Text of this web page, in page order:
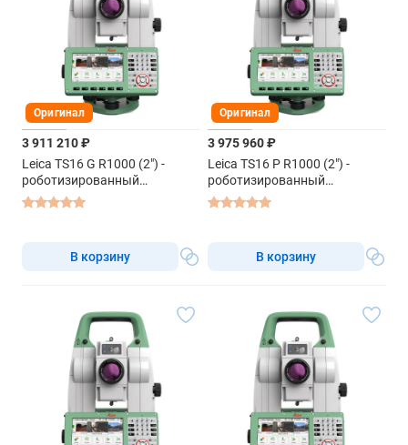
Оригинал
3 911 210 ₽
Leica TS16 G R1000 (2") -
роботизированный
тахеометр
В корзину
Оригинал
3 975 960 ₽
Leica TS16 P R1000 (2") -
роботизированный
тахеометр
В корзину